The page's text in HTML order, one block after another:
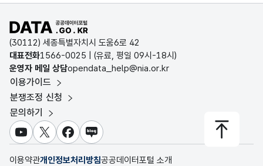
D-데이터허브
인천데이터포털
울산광역시 데이터포털
전남광주통합특별시 빅데이터 플랫폼
대전광역시 데이터포털
세종특별자치시 데이터포털
충청북도 데이터허브
국토교통부 공간정보오픈플랫폼
환경부 환경데이터포털
문화데이터광장
농림축산식품 공공데이터포털
보건의료빅데이터개방시스템
식품의약품안전처 데이터포털
교육통계서비스
공공데이터포털 바로가기
(30112) 세종특별자치시 도움6로 42
대표전화1566-0025 | (유료, 평일 09시-18시)
운영자 메일 상담opendata_help@nia.or.kr
이용가이드
분쟁조정 신청
문의하기
유튜브X 페이스북
블로그
이용약관개인정보처리방침공공데이터포털 소개